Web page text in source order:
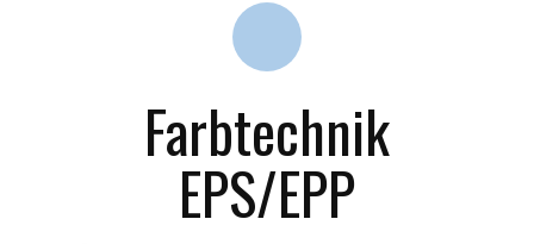
Farbtechnik
EPS/EPP